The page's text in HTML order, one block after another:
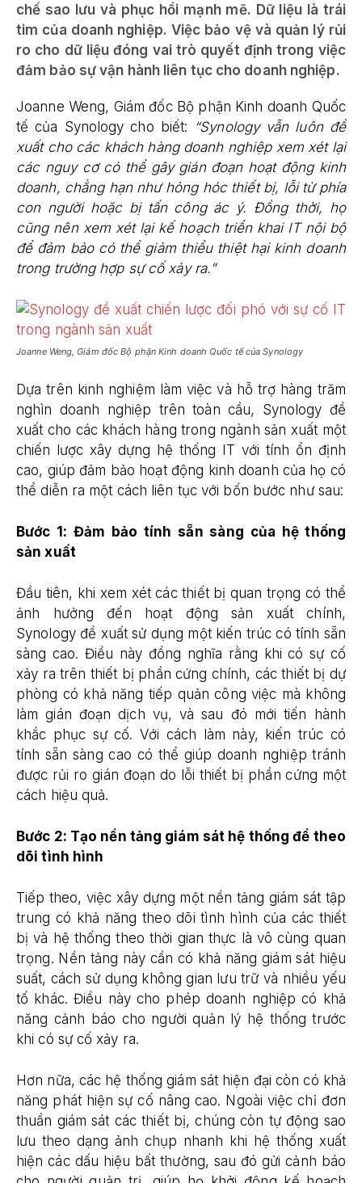
chế sao lưu và phục hồi mạnh mẽ. Dữ liệu là trái
tim của doanh nghiệp. Việc bảo vệ và quản lý rủi
ro cho dữ liệu đóng vai trò quyết định trong việc
đảm bảo sự vận hành liên tục cho doanh nghiệp.
Joanne Weng, Giám đốc Bộ phận Kinh doanh Quốc
tế của Synology cho biết: “Synology vẫn luôn đề
xuất cho các khách hàng doanh nghiệp xem xét lại
các nguy cơ có thể gây gián đoạn hoạt động kinh
doanh, chẳng hạn như hỏng hóc thiết bị, lỗi từ phía
con người hoặc bị tấn công ác ý. Đồng thời, họ
cũng nên xem xét lại kế hoạch triển khai IT nội bộ
để đảm bảo có thể giảm thiểu thiệt hại kinh doanh
trong trường hợp sự cố xảy ra.”
Joanne Weng, Giám đốc Bộ phận Kinh doanh Quốc tế của Synology
Dựa trên kinh nghiệm làm việc và hỗ trợ hàng trăm
nghìn doanh nghiệp trên toàn cầu, Synology đề
xuất cho các khách hàng trong ngành sản xuất một
chiến lược xây dựng hệ thống IT với tính ổn định
cao, giúp đảm bảo hoạt động kinh doanh của họ có
thể diễn ra một cách liên tục với bốn bước như sau:
Bước 1: Đảm bảo tính sẵn sàng của hệ thống
sản xuất
Đầu tiên, khi xem xét các thiết bị quan trọng có thể
ảnh hưởng đến hoạt động sản xuất chính,
Synology đề xuất sử dụng một kiến trúc có tính sẵn
sàng cao. Điều này đồng nghĩa rằng khi có sự cố
xảy ra trên thiết bị phần cứng chính, các thiết bị dự
phòng có khả năng tiếp quản công việc mà không
làm gián đoạn dịch vụ, và sau đó mới tiến hành
khắc phục sự cố. Với cách làm này, kiến trúc có
tính sẵn sàng cao có thể giúp doanh nghiệp tránh
được rủi ro gián đoạn do lỗi thiết bị phần cứng một
cách hiệu quả.
Bước 2: Tạo nền tảng giám sát hệ thống để theo
dõi tình hình
Tiếp theo, việc xây dựng một nền tảng giám sát tập
trung có khả năng theo dõi tình hình của các thiết
bị và hệ thống theo thời gian thực là vô cùng quan
trọng. Nền tảng này cần có khả năng giám sát hiệu
suất, cách sử dụng không gian lưu trữ và nhiều yếu
tố khác. Điều này cho phép doanh nghiệp có khả
năng cảnh báo cho người quản lý hệ thống trước
khi có sự cố xảy ra.
Hơn nữa, các hệ thống giám sát hiện đại còn có khả
năng phát hiện sự cố nâng cao. Ngoài việc chỉ đơn
thuần giám sát các thiết bị, chúng còn tự động sao
lưu theo dạng ảnh chụp nhanh khi hệ thống xuất
hiện các dấu hiệu bất thường, sau đó gửi cảnh báo